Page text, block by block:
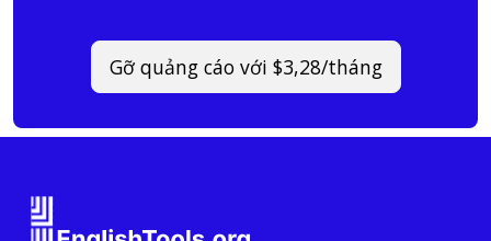
Gỡ quảng cáo với $3,28/tháng